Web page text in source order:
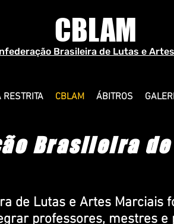
CBLAM
Brasileira de Lutas e
RESTRITA CBLAM ÁBITROS
Brasileira
de Lutas e Artes Marciais
professores, mestres